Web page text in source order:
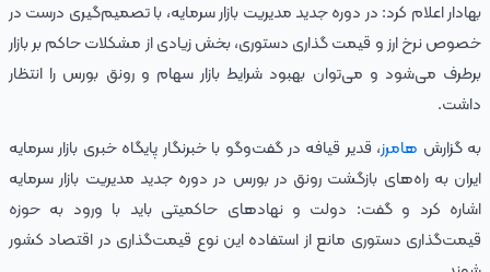
بهادار اعلام کرد: در دوره جدید مدیریت بازار سرمایه، با تصمیم‌گیری درست در
خصوص نرخ ارز و قیمت گذاری دستوری، بخش زیادی از مشکلات حاکم بر بازار
برطرف می‌شود و می‌توان بهبود شرایط بازار سهام و رونق بورس را انتظار
داشت.
به گزارش هامرز، قدیر قیافه در گفت‌وگو با خبرنگار پایگاه خبری بازار سرمایه
ایران به راه‌های بازگشت رونق در بورس در دوره جدید مدیریت بازار سرمایه
اشاره کرد و گفت: دولت و نهادهای حاکمیتی باید با ورود به حوزه
قیمت‌گذاری دستوری مانع از استفاده این نوع قیمت‌گذاری در اقتصاد کشور